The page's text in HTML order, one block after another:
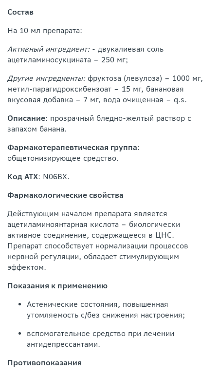
Состав
На 10 мл препарата:
Активный ингредиент:- двукалиевая соль
ацетиламиносукцината – 250 мг;
Другие ингредиенты:фруктоза (левулоза) – 1000 мг,
метил-парагидроксибензоат – 15 мг, банановая
вкусовая добавка – 7 мг, вода очищенная – q.s.
Описание: прозрачный бледно-желтый раствор с
запахом банана.
Фармакотерапевтическая группа:
общетонизирующее средство.
Код АТХ: N06BX.
Фармакологические свойства
Действующим началом препарата является
ацетиламиноянтарная кислота – биологически
активное соединение, содержащееся в ЦНС.
Препарат способствует нормализации процессов
нервной регуляции, обладает стимулирующим
эффектом.
Показания к применению
Астенические состояния, повышенная
утомляемость с/без снижения настроения;
вспомогательное средство при лечении
антидепрессантами.
Противопоказания